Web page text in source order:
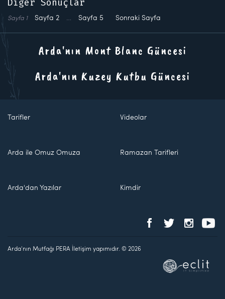
Diğer Sonuçlar
Sayfa 1 Sayfa 2 … Sayfa 5 Sonraki Sayfa
Arda'nın Mont Blanc Güncesi
Arda'nın Kuzey Kutbu Güncesi
Tarifler Videolar
Arda ile Omuz Omuza Ramazan Tarifleri
Arda'dan Yazılar Kimdir
Arda'nın Mutfağı PERA İletişim yapımıdır. © 2026